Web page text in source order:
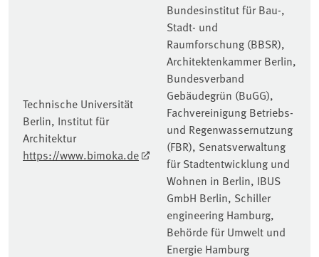
Technische Universität
Berlin, Institut für
Architektur
https://www.bimoka.de
Bundesinstitut für Bau-,
Stadt- und
Raumforschung (BBSR),
Architektenkammer Berlin,
Bundesverband
Gebäudegrün (BuGG),
Fachvereinigung Betriebs-
und Regenwassernutzung
(FBR), Senatsverwaltung
für Stadtentwicklung und
Wohnen in Berlin, IBUS
GmbH Berlin, Schiller
engineering Hamburg,
Behörde für Umwelt und
Energie Hamburg